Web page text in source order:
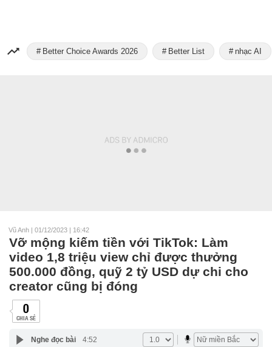
Better Choice Awards 2026 Better List nhạc AI
Vũ Anh | 01/12/2023 | 16:42
Vỡ mộng kiếm tiền với TikTok: Làm
video 1,8 triệu view chỉ được thưởng
500.000 đồng, quỹ 2 tỷ USD dự chi cho
creator cũng bị đóng
0
CHIA SẺ
Nghe đọc bài 4:52